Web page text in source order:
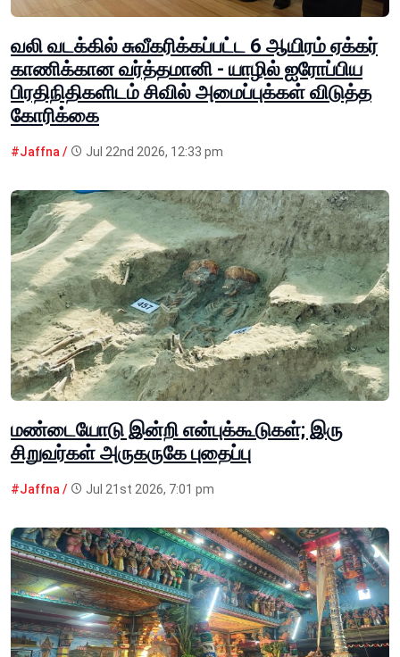
வலி வடக்கில் சுவீகரிக்கப்பட்ட 6 ஆயிரம் ஏக்கர்
காணிக்கான வர்த்தமானி - யாழில் ஐரோப்பிய
பிரதிநிதிகளிடம் சிவில் அமைப்புக்கள் விடுத்த
கோரிக்கை
#Jaffna / Jul 22nd 2026, 12:33 pm
மண்டையோடு இன்றி என்புக்கூடுகள்; இரு
சிறுவர்கள் அருகருகே புதைப்பு
#Jaffna / Jul 21st 2026, 7:01 pm